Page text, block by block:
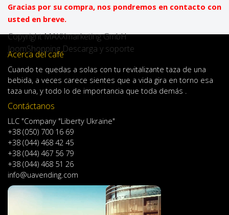
Gracias por su compra, nos pondremos en contacto con
usted en breve.
Copyright MAXXmarketing GmbH
JoomShopping Descarga y soporte
Acerca del café
Cuando te quedas a solas con tu revitalizante taza de una
bebida, a veces carece sientes que a vida gira en torno esa
taza una, y todo lo de importancia que toda demás .
Contáctanos
LLC "Company "Liberty Ukraine"
+38 (050) 700 16 69
+38 (044) 468 42 45
+38 (044) 467 56 79
+38 (044) 468 51 26
info@uavending.com